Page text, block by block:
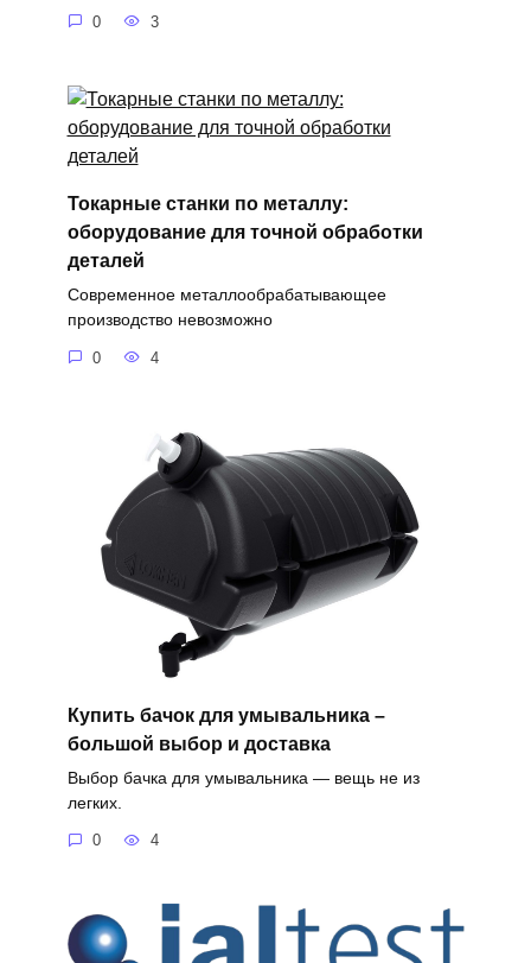
0 3
Токарные станки по металлу:
оборудование для точной обработки
деталей
Современное металлообрабатывающее
производство невозможно
0 4
Купить бачок для умывальника –
большой выбор и доставка
Выбор бачка для умывальника — вещь не из
легких.
0 4